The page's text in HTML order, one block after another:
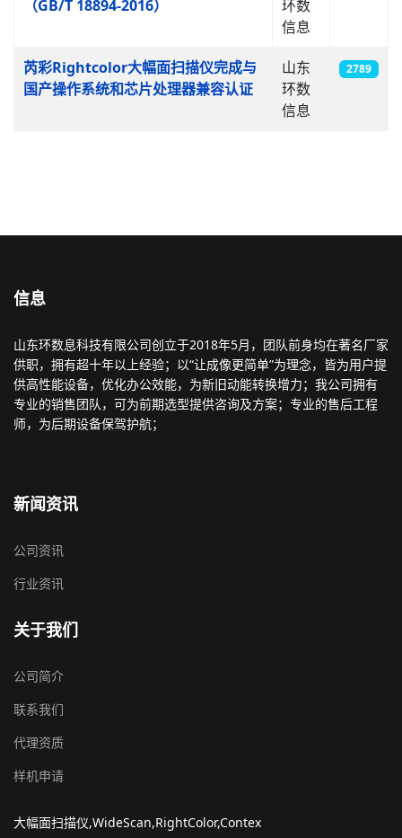
（GB/T 18894-2016）
环数
信息
芮彩Rightcolor大幅面扫描仪完成与
国产操作系统和芯片处理器兼容认证
山东
环数
信息
2789
信息
山东环数息科技有限公司创立于2018年5月，团队前身均在著名厂家
供职，拥有超十年以上经验；以“让成像更简单”为理念，皆为用户提
供高性能设备，优化办公效能，为新旧动能转换增力；我公司拥有
专业的销售团队，可为前期选型提供咨询及方案；专业的售后工程
师，为后期设备保驾护航；
新闻资讯
公司资讯
行业资讯
关于我们
公司简介
联系我们
代理资质
样机申请
大幅面扫描仪,WideScan,RightColor,Contex